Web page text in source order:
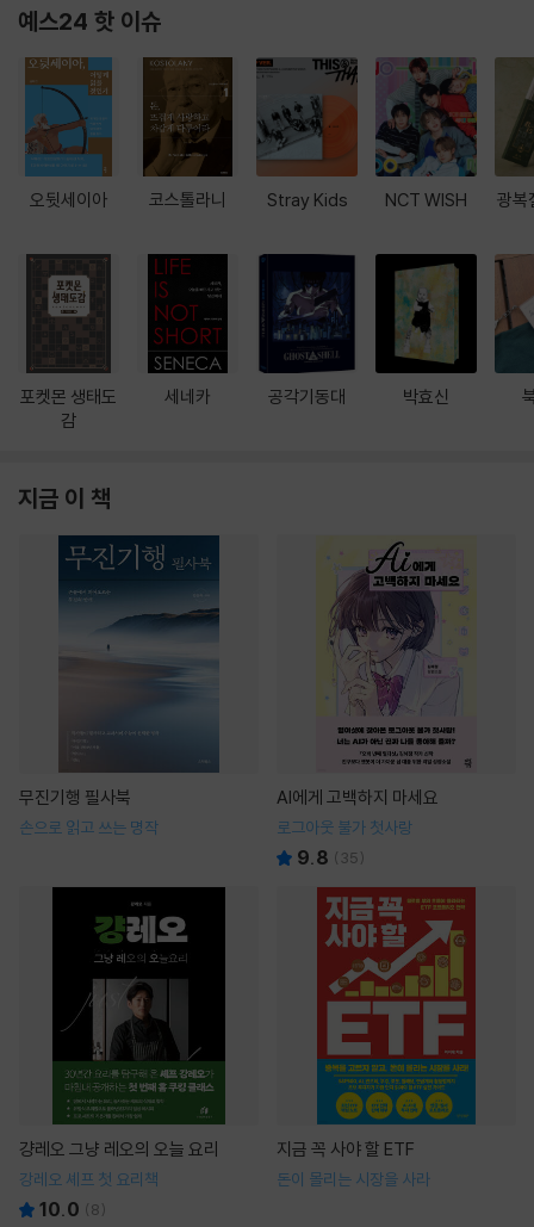
예스24 핫 이슈
오뒷세이아
포켓몬 생태도
감
코스톨라니
세네카
Stray Kids
공각기동대
NCT WISH
박효신
광복
지금 이 책
무진기행 필사북
손으로 읽고 쓰는 명작
AI에게 고백하지 마세요
로그아웃 불가 첫사랑
9.8 ( 35)
걍레오 그냥 레오의 오늘 요리
강레오 셰프 첫 요리책
10.0 (8)
지금 꼭 사야 할 ETF
돈이 몰리는 시장을 사라